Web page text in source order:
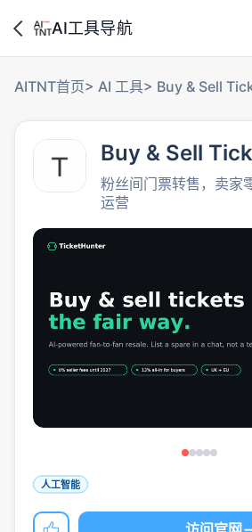
AI工具导航
AITNT首页> AI 工具> Buy & Sell
Buy & Sell
粉丝间门票转售，卖家
运营
人工智能